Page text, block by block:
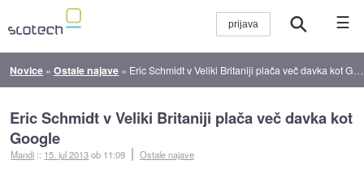
☰
Novice »Ostale najave » Eric Schmidt v Veliki Britaniji plača več davka kot Google
Eric Schmidt v Veliki Britaniji plača več davka kot
Google
Mandi :: 15. jul 2013ob 11:09 Ostale najave